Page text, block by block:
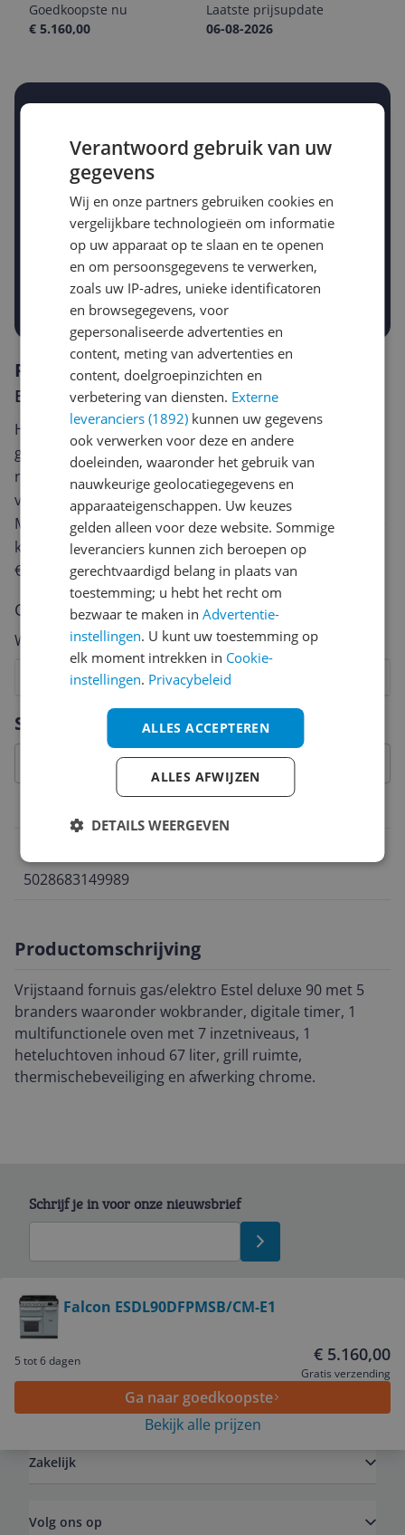
Goedkoopste nu
€ 5.160,00
Laatste prijsupdate
06-08-2026
Jouw e-mailadres
Gewenste daling of bedrag
-10% -15%
Gewenste prijs
€
Prijsalert aanzetten
Specificaties
5028683149989
Productomschrijving
Vrijstaand fornuis gas/elektro Estel deluxe 90 met 5
branders waaronder wokbrander, digitale timer, 1
multifunctionele oven met 7 inzetniveaus, 1
heteluchtoven inhoud 67 liter, grill ruimte,
thermischebeveiliging en afwerking chrome.
Reviews
Er zijn nog geen reviews geschreven
Heb jij dit product in bezit en wil je graag je mening
geven? Start dan hieronder met het schrijven van je
review. Afhankelijk van de details duurt het schrijven
van een review gemiddeld tussen de 3 en 10 minuten.
Met jouw mening help je andere bezoekers een betere
keuze te maken én maak je iedere maand kans op
€250,-!
Klik hier voor de actievoorwaarden.
Cijfer
Welk cijfer geef jij dit product?
6
5
4
3
2
Vraag 1 van 4
Falcon ESDL90DFPMSB/CM-E1
5 tot 6 dagen € 5.160,00
Gratis verzending
Ga naar goedkoopste
Bekijk alle prijzen
Schrijf je in voor onze nieuwsbrief
Service
Zakelijk
Volg ons op
Verantwoord gebruik van uw
gegevens
Wij en onze partners gebruiken cookies en
vergelijkbare technologieën om informatie
op uw apparaat op te slaan en te openen
en om persoonsgegevens te verwerken,
zoals uw IP-adres, unieke identificatoren
en browsegegevens, voor
gepersonaliseerde advertenties en
content, meting van advertenties en
content, doelgroepinzichten en
verbetering van diensten. Externe
leveranciers (1892) kunnen uw gegevens
ook verwerken voor deze en andere
doeleinden, waaronder het gebruik van
nauwkeurige geolocatiegegevens en
apparaateigenschappen. Uw keuzes
gelden alleen voor deze website. Sommige
leveranciers kunnen zich beroepen op
gerechtvaardigd belang in plaats van
toestemming; u hebt het recht om
bezwaar te maken inAdvertentie-
instellingen. U kunt uw toestemming op
elk moment intrekken in Cookie-
instellingen. Privacybeleid
ALLES ACCEPTEREN
ALLES AFWIJZEN
DETAILS WEERGEVEN